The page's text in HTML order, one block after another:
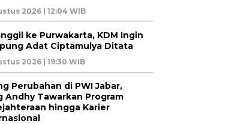
2026 | 12:04 WIB
ke Purwakarta, KDM Ingin
Adat Ciptamulya Ditata
2026 | 19:30 WIB
Perubahan di PWI Jabar,
Andhy Tawarkan Program
hingga Karier